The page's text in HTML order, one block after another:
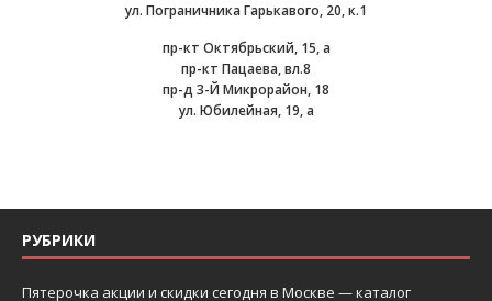
ул. Пограничника Гарькавого, 20, к.1
пр-кт Октябрьский, 15, а
пр-кт Пацаева, вл.8
пр-д 3-Й Микрорайон, 18
ул. Юбилейная, 19, а
РУБРИКИ
Пятерочка акции и скидки сегодня в Москве — каталог